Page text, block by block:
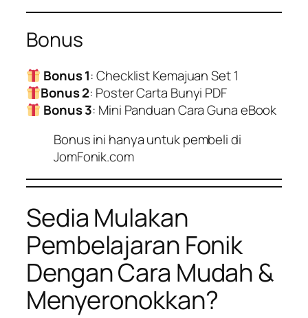
Bonus
Bonus 1: Checklist Kemajuan Set 1
Bonus 2: Poster Carta Bunyi PDF
Bonus 3: Mini Panduan Cara Guna eBook
Bonus ini hanya untuk pembeli di
JomFonik.com
Sedia Mulakan
Pembelajaran Fonik
Dengan Cara Mudah &
Menyeronokkan?